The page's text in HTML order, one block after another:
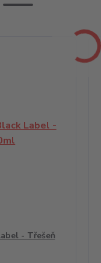
- Třešeň